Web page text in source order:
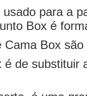
para a
Box é
Box
é de